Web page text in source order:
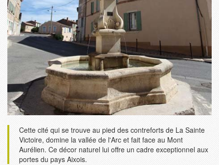
Cette cité qui se trouve au pied des contreforts de La Sainte
Victoire, domine la vallée de l'Arc et fait face au Mont
Aurélien. Ce décor naturel lui offre un cadre exceptionnel aux
portes du pays Aixois.